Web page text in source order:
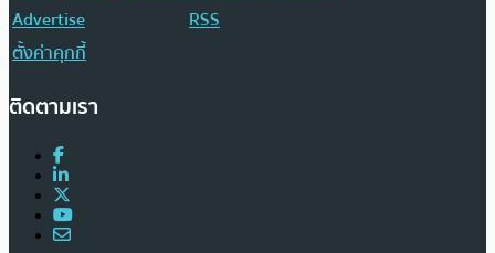
Advertise
RSS
ตั้งค่าคุกกี้
ติดตามเรา